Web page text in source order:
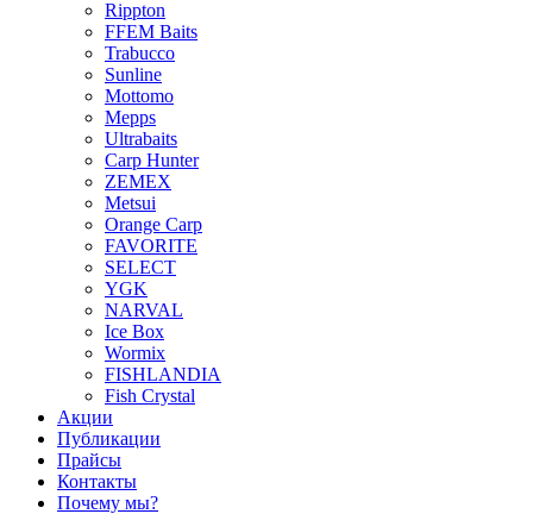
Rippton
FFEM Baits
Trabucco
Sunline
Mottomo
Mepps
Ultrabaits
Carp Hunter
ZEMEX
Metsui
Orange Carp
FAVORITE
SELECT
YGK
NARVAL
Ice Box
Wormix
FISHLANDIA
Fish Crystal
Акции
Публикации
Прайсы
Контакты
Почему мы?